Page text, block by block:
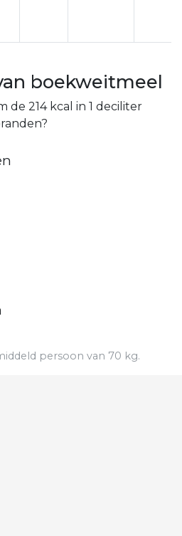
boekweitmeel
214 kcal in 1 deciliter
persoon van 70 kg.